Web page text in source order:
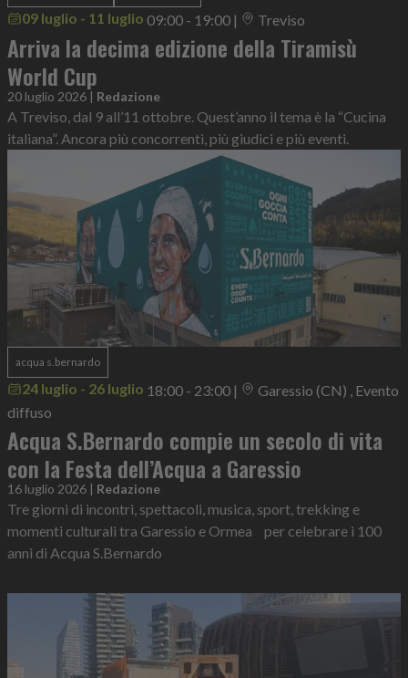
09 luglio - 11 luglio 09:00 - 19:00 | Treviso
Arriva la decima edizione della Tiramisù
World Cup
20 luglio 2026 | Redazione
A Treviso, dal 9 all’11 ottobre. Quest’anno il tema è la “Cucina
italiana”. Ancora più concorrenti, più giudici e più eventi.
acqua s.bernardo
24 luglio - 26 luglio 18:00 - 23:00 |
Garessio (CN) , Evento
diffuso
Acqua S.Bernardo compie un secolo di vita
con la Festa dell’Acqua a Garessio
16 luglio 2026 | Redazione
Tre giorni di incontri, spettacoli, musica, sport, trekking e
momenti culturali tra Garessio e Ormea per celebrare i 100
anni di Acqua S.Bernardo